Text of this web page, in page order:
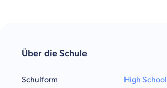
Über die Schule
Schulform High School